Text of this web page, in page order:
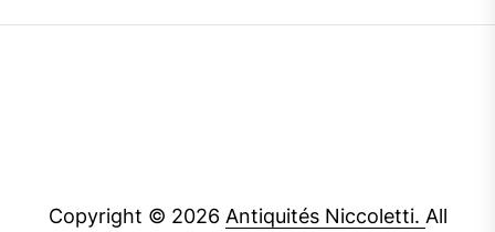
Copyright © 2026 Antiquités Niccoletti. All